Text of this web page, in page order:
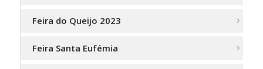
Feira do Queijo 2023
Feira Santa Eufémia